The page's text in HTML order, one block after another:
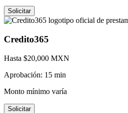
Solicitar
Credito365
Hasta $20,000 MXN
Aprobación: 15 min
Monto mínimo varía
Solicitar